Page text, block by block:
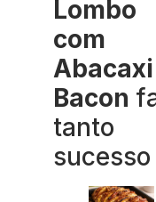
Lombo
com
Bacon
tanto
sucesso